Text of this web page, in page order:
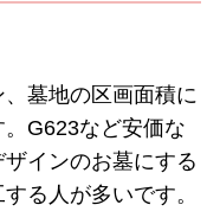
墓地の区画面積に
G623など安価な
インのお墓にする
る人が多いです。